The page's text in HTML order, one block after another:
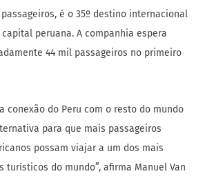
é o 35º destino internacional
capital peruana. A companhia espera
44 mil passageiros no primeiro
conexão do Peru com o resto do mundo
para que mais passageiros
possam viajar a um dos mais
turísticos do mundo”, afirma Manuel Van